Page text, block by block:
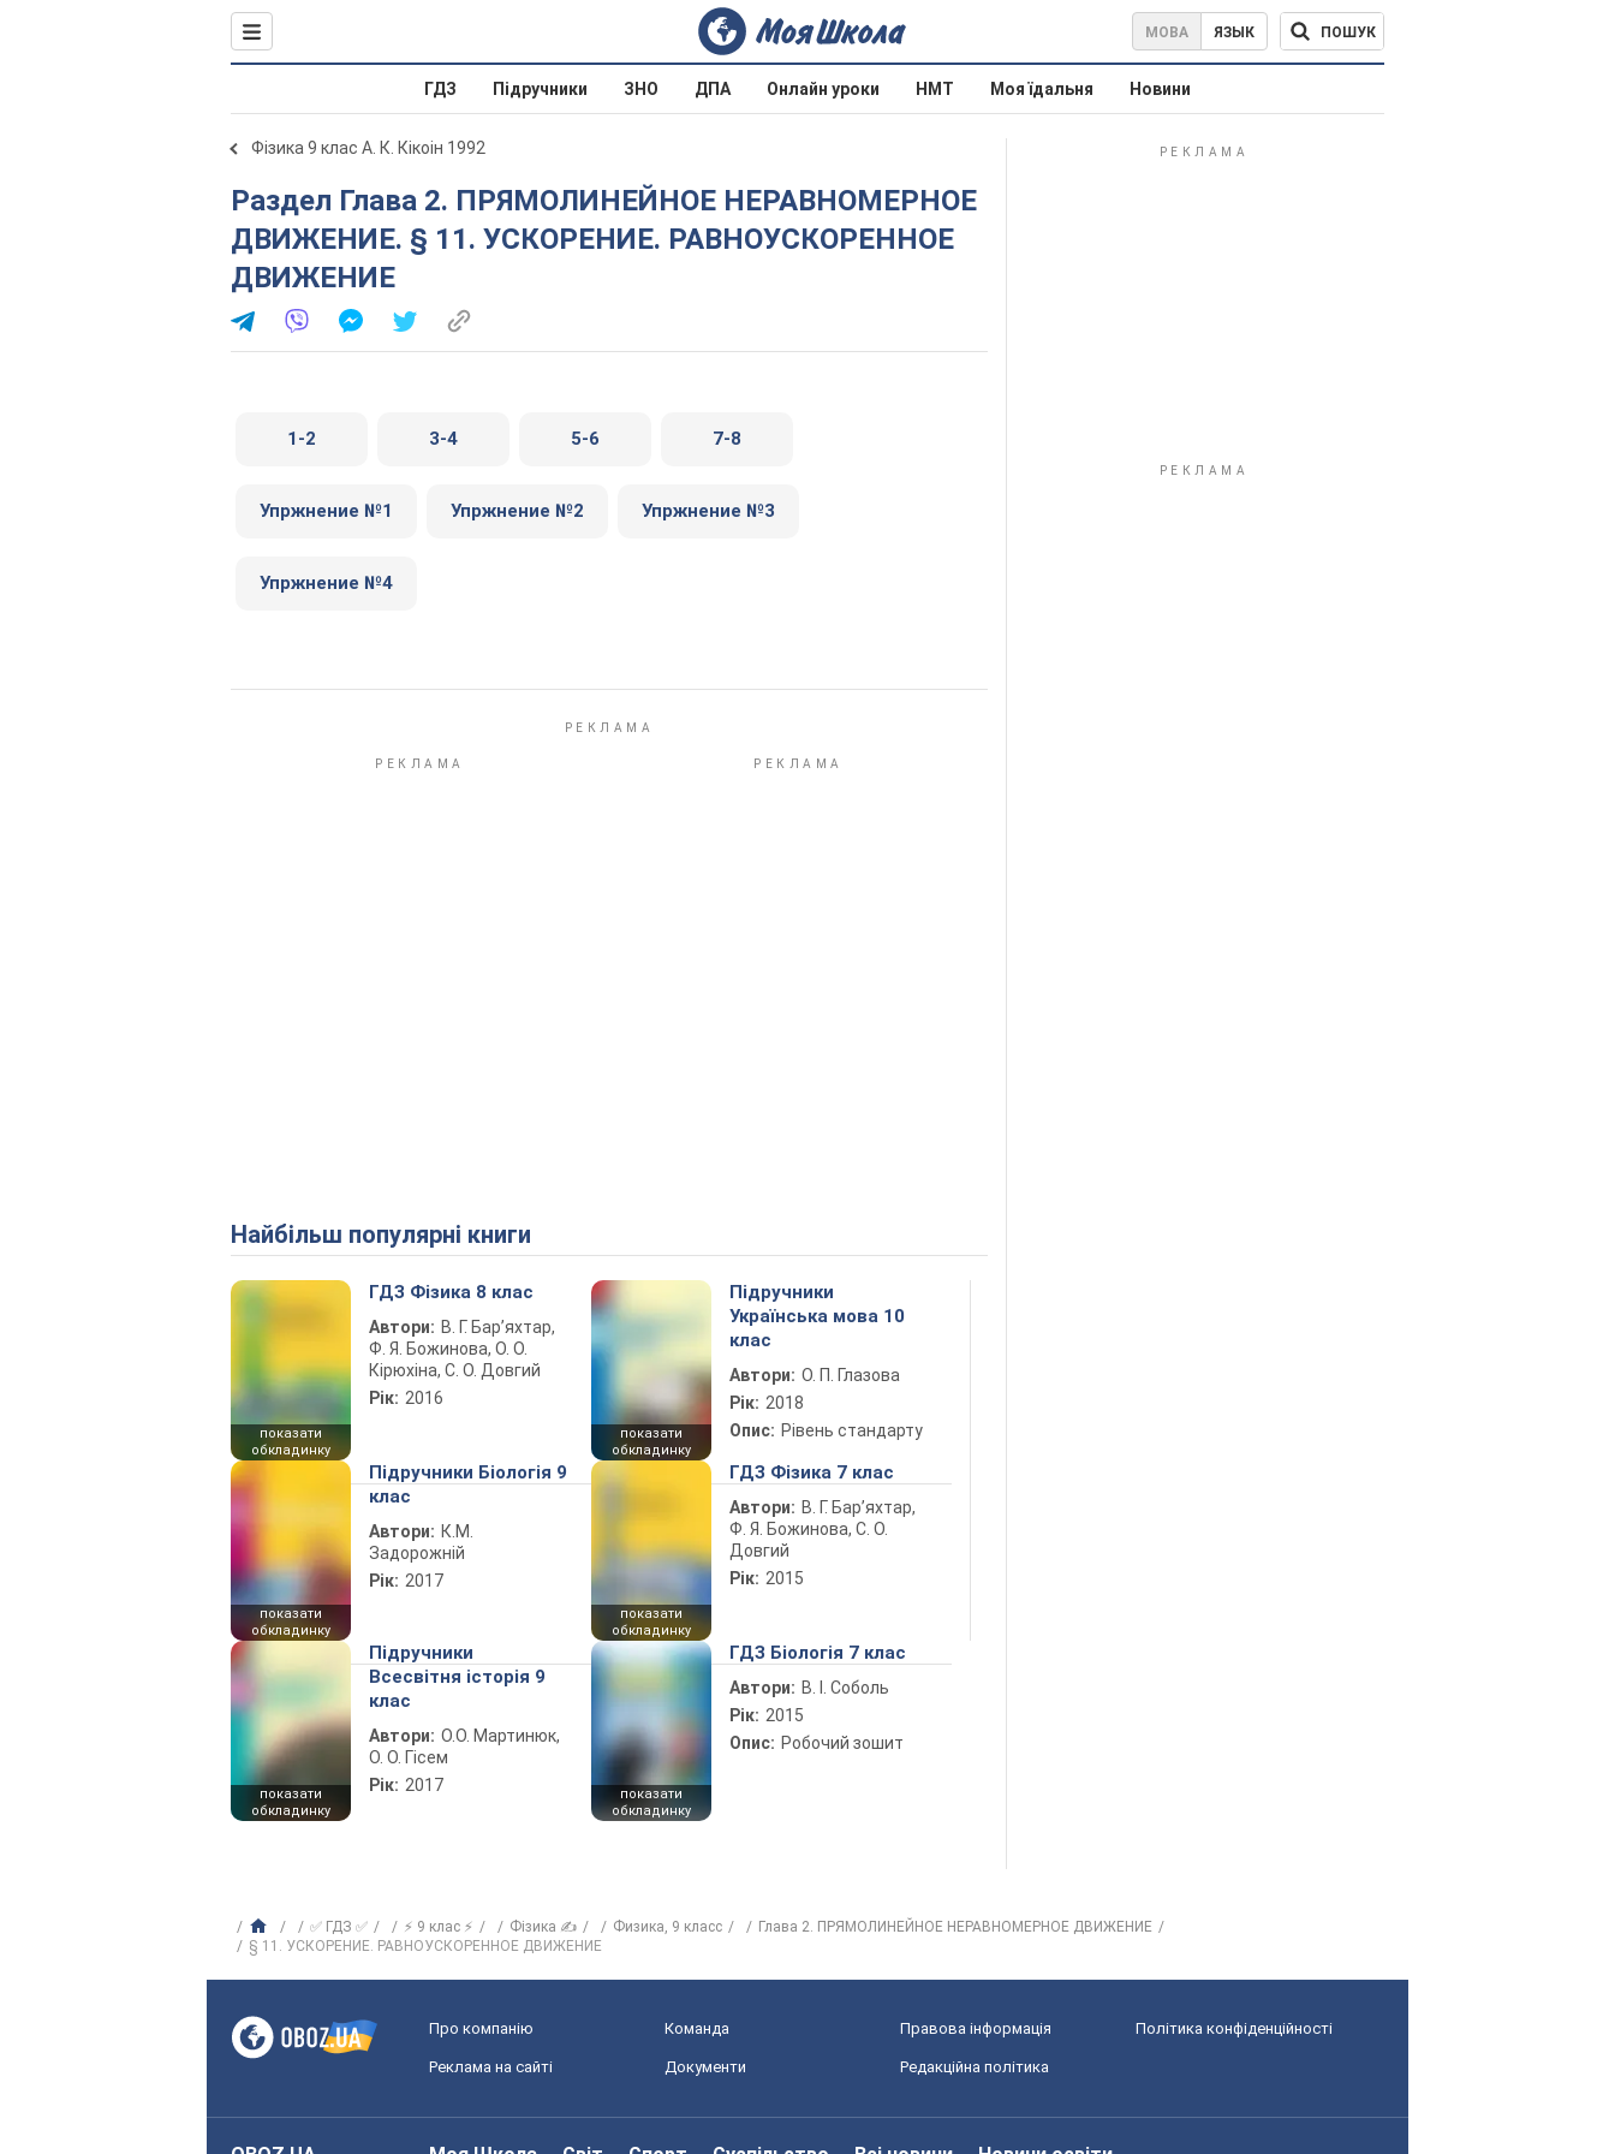
МОВА ЯЗЫК ПОШУК
ГДЗ Підручники ЗНО ДПА Онлайн уроки НМТ Моя їдальня Новини
Фізика 9 клас А. К. Кікоін 1992
Раздел Глава 2. ПРЯМОЛИНЕЙНОЕ НЕРАВНОМЕРНОЕ
ДВИЖЕНИЕ. § 11. УСКОРЕНИЕ. РАВНОУСКОРЕННОЕ
ДВИЖЕНИЕ
1-2 3-4 5-6 7-8
Упржнение №1 Упржнение №2 Упржнение №3
Упржнение №4
Найбільш популярні книги
показати
обкладинку
ГДЗ Фізика 8 клас
Автори: В. Г. Бар’яхтар,
Ф. Я. Божинова, О. О.
Кірюхіна, С. О. Довгий
Рік: 2016
показати
обкладинку
Підручники
Українська мова 10
клас
Автори: О. П. Глазова
Рік: 2018
Опис: Рівень стандарту
показати
обкладинку
Підручники Біологія 9
клас
Автори: К.М.
Задорожній
Рік: 2017
показати
обкладинку
ГДЗ Фізика 7 клас
Автори: В. Г. Бар’яхтар,
Ф. Я. Божинова, С. О.
Довгий
Рік: 2015
показати
обкладинку
Підручники
Всесвітня історія 9
клас
Автори: О.О. Мартинюк,
О. О. Гісем
Рік: 2017
показати
обкладинку
ГДЗ Біологія 7 клас
Автори: В. І. Соболь
Рік: 2015
Опис: Робочий зошит
✅ ГДЗ ✅ ⚡ 9 клас ⚡ Фізика ✍ Физика, 9 класс
Глава 2. ПРЯМОЛИНЕЙНОЕ НЕРАВНОМЕРНОЕ ДВИЖЕНИЕ
§ 11. УСКОРЕНИЕ. РАВНОУСКОРЕННОЕ ДВИЖЕНИЕ
Про компанію Команда Правова інформація Політика конфіденційності
Реклама на сайті Документи Редакційна політика